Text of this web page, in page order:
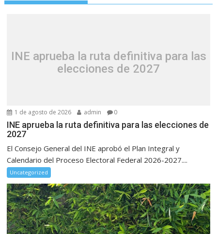
INE aprueba la ruta definitiva para las
elecciones de 2027
1 de agosto de 2026 admin 0
INE aprueba la ruta definitiva para las elecciones de
2027
El Consejo General del INE aprobó el Plan Integral y
Calendario del Proceso Electoral Federal 2026-2027....
Uncategorized